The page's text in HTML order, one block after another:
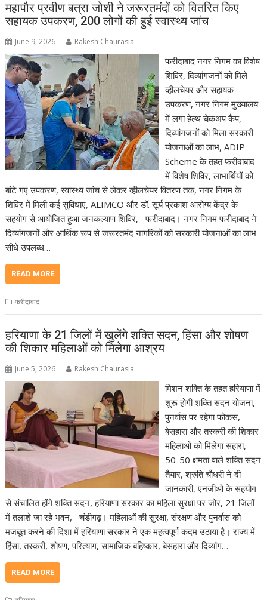
महापौर प्रवीण बत्रा जोशी ने जरूरतमंदों को वितरित किए
सहायक उपकरण, 200 लोगों की हुई स्वास्थ्य जांच
June 9, 2026 Rakesh Chaurasia
फरीदाबाद नगर निगम का विशेष
शिविर, दिव्यांगजनों को मिले
व्हीलचेयर और सहायक
उपकरण, नगर निगम मुख्यालय
में लगा हेल्थ चेकअप कैंप,
दिव्यांगजनों को मिला सरकारी
योजनाओं का लाभ, ADIP
Scheme के तहत फरीदाबाद
में विशेष शिविर, लाभार्थियों को
बांटे गए उपकरण, स्वास्थ्य जांच से लेकर व्हीलचेयर वितरण तक, नगर निगम के
शिविर में मिली कई सुविधाएं, ALIMCO और डॉ. सूर्य प्रकाश आरोग्य केंद्र के
सहयोग से आयोजित हुआ जनकल्याण शिविर, फरीदाबाद। नगर निगम फरीदाबाद ने
दिव्यांगजनों और आर्थिक रूप से जरूरतमंद नागरिकों को सरकारी योजनाओं का लाभ
सीधे उपलब्ध…
READ MORE
फरीदाबाद
हरियाणा के 21 जिलों में खुलेंगे शक्ति सदन, हिंसा और शोषण
की शिकार महिलाओं को मिलेगा आश्रय
June 5, 2026 Rakesh Chaurasia
मिशन शक्ति के तहत हरियाणा में
शुरू होगी शक्ति सदन योजना,
पुनर्वास पर रहेगा फोकस,
बेसहारा और तस्करी की शिकार
महिलाओं को मिलेगा सहारा,
50-50 क्षमता वाले शक्ति सदन
तैयार, श्रुति चौधरी ने दी
जानकारी, एनजीओ के सहयोग
से संचालित होंगे शक्ति सदन, हरियाणा सरकार का महिला सुरक्षा पर जोर, 21 जिलों
में तलाशे जा रहे भवन, चंडीगढ़। महिलाओं की सुरक्षा, संरक्षण और पुनर्वास को
मजबूत करने की दिशा में हरियाणा सरकार ने एक महत्वपूर्ण कदम उठाया है। राज्य में
हिंसा, तस्करी, शोषण, परित्याग, सामाजिक बहिष्कार, बेसहारा और दिव्यांग…
READ MORE